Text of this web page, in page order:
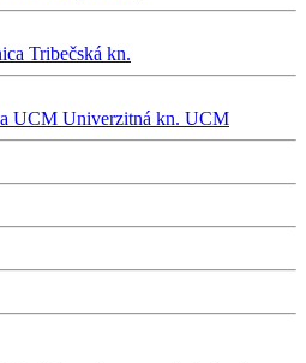
Tribečská kn.
UCM Univerzitná kn. UCM